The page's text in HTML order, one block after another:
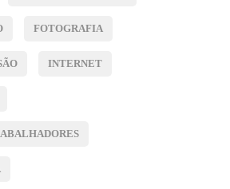
FOTOGRAFIA
INTERNET